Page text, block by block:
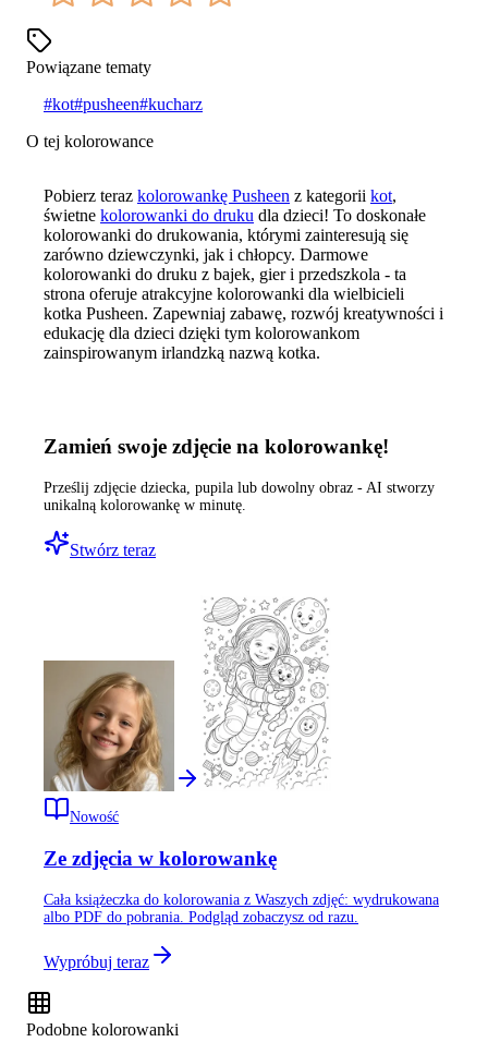
Powiązane tematy
#kot#pusheen#kucharz
O tej kolorowance
Pobierz teraz kolorowankę Pusheen z kategorii kot,
świetne kolorowanki do druku dla dzieci! To doskonałe
kolorowanki do drukowania, którymi zainteresują się
zarówno dziewczynki, jak i chłopcy. Darmowe
kolorowanki do druku z bajek, gier i przedszkola - ta
strona oferuje atrakcyjne kolorowanki dla wielbicieli
kotka Pusheen. Zapewniaj zabawę, rozwój kreatywności i
edukację dla dzieci dzięki tym kolorowankom
zainspirowanym irlandzką nazwą kotka.
Zamień swoje zdjęcie na kolorowankę!
Prześlij zdjęcie dziecka, pupila lub dowolny obraz - AI stworzy
unikalną kolorowankę w minutę.
Stwórz teraz
Nowość
Ze zdjęcia w kolorowankę
Cała książeczka do kolorowania z Waszych zdjęć: wydrukowana
albo PDF do pobrania. Podgląd zobaczysz od razu.
Wypróbuj teraz
Podobne kolorowanki